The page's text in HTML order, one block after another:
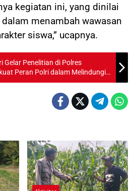
kegiatan ini, yang dinilai
menambah wawasan
siswa,” ucapnya.
Gelar Penelitian di Polres
Peran Polri dalam Melindungi